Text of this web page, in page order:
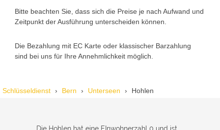
N Nadine H. aus Aadorf
Wir standen mit den Kindern vor verschlossener Tür – der
Bitte beachten Sie, dass sich die Preise je nach Aufwand und
Zeitpunkt der Ausführung unterscheiden können.
Die Bezahlung mit EC Karte oder klassischer Barzahlung
sind bei uns für Ihre Annehmlichkeit möglich.
Schlüsseldienst Bern Unterseen Hohlen